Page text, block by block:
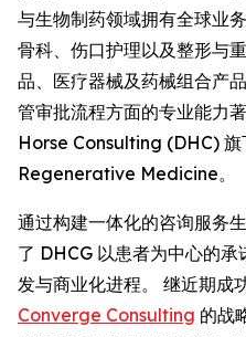
与生物制药领域拥有全球业
骨科、伤口护理以及整形与
品、医疗器械及药械组合产
管审批流程方面的专业能力
Horse Consulting (DHC) 旗
Regenerative Medicine。
通过构建一体化的咨询服务
了 DHCG 以患者为中心的
发与商业化进程。 继近期成
Converge Consulting 的战